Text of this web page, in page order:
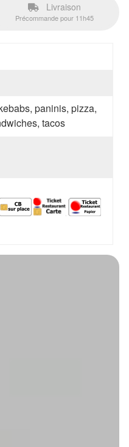
Livraison
Précommande pour 11h45
paninis, pizza,
tacos